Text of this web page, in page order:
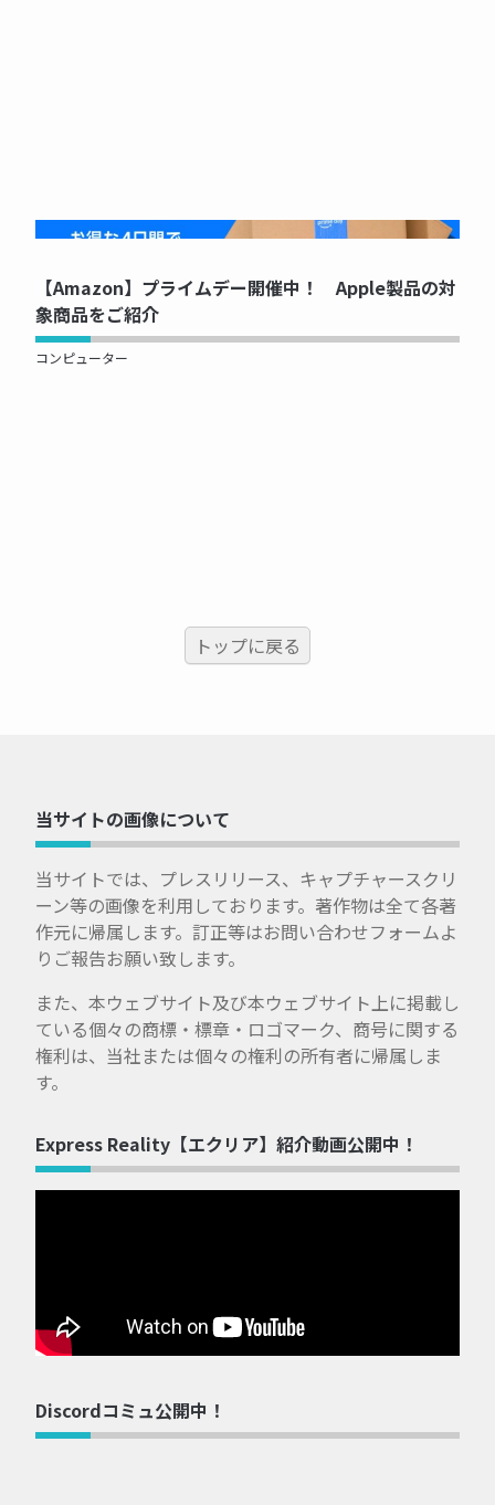
NOW PRINTING...
【Amazon】プライムデー開催中！ Apple製品の対
象商品をご紹介
コンピューター
トップに戻る
当サイトの画像について
当サイトでは、プレスリリース、キャプチャースクリ
ーン等の画像を利用しております。著作物は全て各著
作元に帰属します。訂正等はお問い合わせフォームよ
りご報告お願い致します。
また、本ウェブサイト及び本ウェブサイト上に掲載し
ている個々の商標・標章・ロゴマーク、商号に関する
権利は、当社または個々の権利の所有者に帰属しま
す。
Express Reality【エクリア】紹介動画公開中！
Discordコミュ公開中！